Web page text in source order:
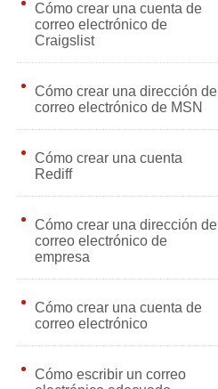
Cómo crear una cuenta de
correo electrónico de
Craigslist
Cómo crear una dirección de
correo electrónico de MSN
Cómo crear una cuenta
Rediff
Cómo crear una dirección de
correo electrónico de
empresa
Cómo crear una cuenta de
correo electrónico
Cómo escribir un correo